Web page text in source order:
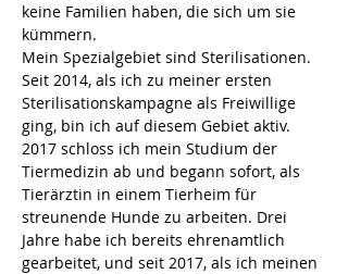
keine Familien haben, die sich um sie
kümmern.
Mein Spezialgebiet sind Sterilisationen.
Seit 2014, als ich zu meiner ersten
Sterilisationskampagne als Freiwillige
ging, bin ich auf diesem Gebiet aktiv.
2017 schloss ich mein Studium der
Tiermedizin ab und begann sofort, als
Tierärztin in einem Tierheim für
streunende Hunde zu arbeiten. Drei
Jahre habe ich bereits ehrenamtlich
gearbeitet, und seit 2017, als ich meinen